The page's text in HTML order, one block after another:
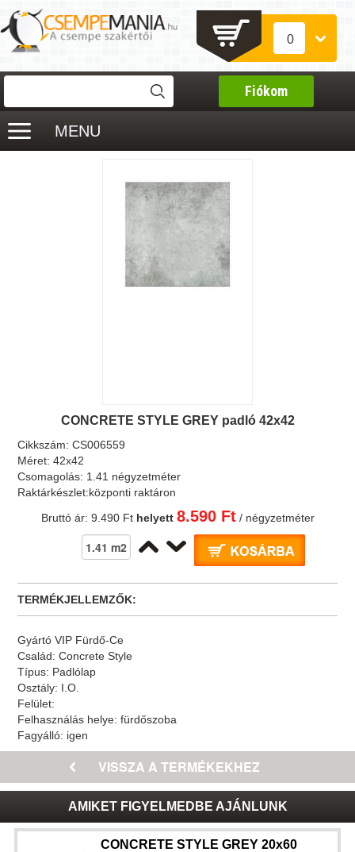
0
Fiókom
MENU
CONCRETE STYLE GREY padló 42x42
Cikkszám:CS006559
Méret:42x42
Csomagolás: 1.41 négyzetméter
Raktárkészlet:központi raktáron
Bruttó ár: 9.490 Ft helyett 8.590 Ft/ négyzetméter
TERMÉKJELLEMZŐK:
GyártóVIP Fürdő-Ce
Család:Concrete Style
Típus: Padlólap
Osztály: I.O.
Felület:
Felhasználás helye:fürdőszoba
Fagyálló: igen
AMIKET FIGYELMEDBE AJÁNLUNK
CONCRETE STYLE GREY 20x60